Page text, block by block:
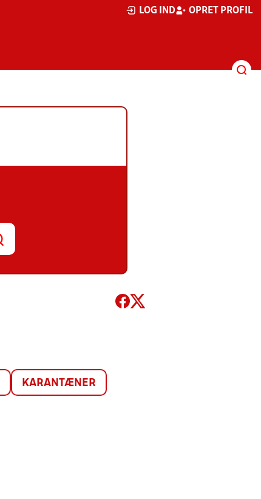
LOG IND OPRET PROFIL
KARANTÆNER